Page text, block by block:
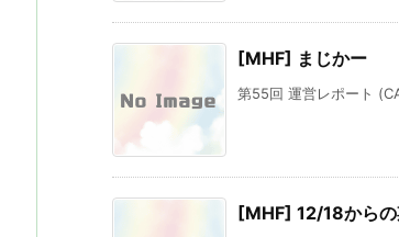
[MHF] まじかー
第55回 運営レポート
[MHF] 12/18からの